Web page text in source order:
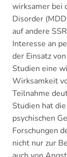
wirksamer bei
Disorder
auf andere
Interesse an
der Einsatz
Studien eine
Wirksamkeit
Teilnahme
Studien hat
psychischen
Forschungen
nicht nur zur